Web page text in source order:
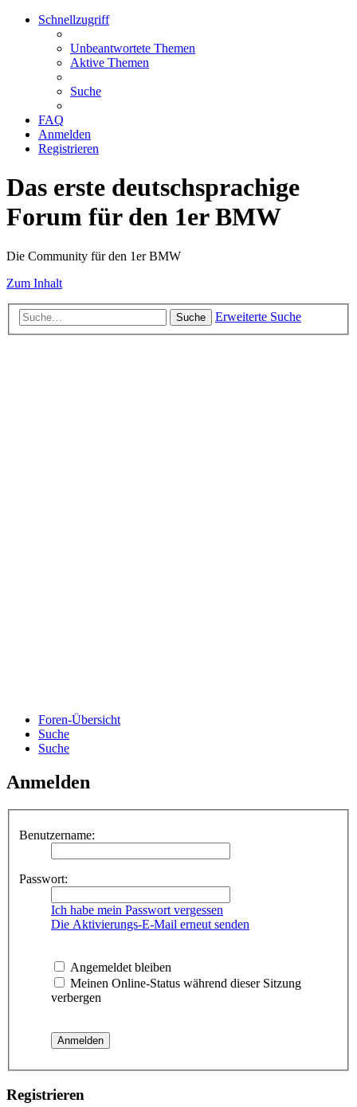
Schnellzugriff
Unbeantwortete Themen
Aktive Themen
Suche
FAQ
Anmelden
Registrieren
Das erste deutschsprachige
Forum für den 1er BMW
Die Community für den 1er BMW
Zum Inhalt
Suche Erweiterte Suche
Foren-Übersicht
Suche
Suche
Anmelden
Benutzername:
Passwort:
Ich habe mein Passwort vergessen
Die Aktivierungs-E-Mail erneut senden
Angemeldet bleiben
Meinen Online-Status während dieser Sitzung
verbergen
Registrieren